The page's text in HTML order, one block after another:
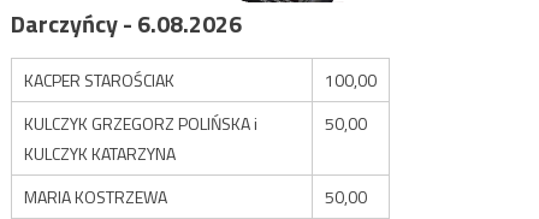
Darczyńcy - 6.08.2026
KACPER STAROŚCIAK
100,00
KULCZYK GRZEGORZ POLIŃSKA i
KULCZYK KATARZYNA
50,00
MARIA KOSTRZEWA
50,00